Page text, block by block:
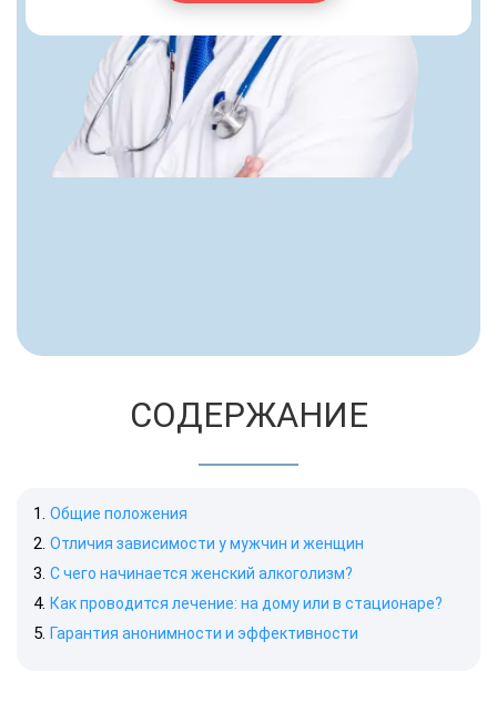
СОДЕРЖАНИЕ
Общие положения
Отличия зависимости у мужчин и женщин
С чего начинается женский алкоголизм?
Как проводится лечение: на дому или в стационаре?
Гарантия анонимности и эффективности